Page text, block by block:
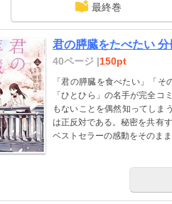
最終巻
君の膵臓をたべたい 分
40ページ |150pt
「君の膵臓を食べたい」「
「ひとひら」の名手が完全コ
もないことを偶然知ってしま
は正反対である。秘密を共有
ベストセラーの感動をそのま